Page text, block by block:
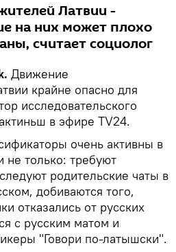
Латвии -
на них может плохо
считает социолог
Движение
крайне опасно для
исследовательского
в эфире TV24.
очень активны в
не только: требуют
родительские чаты в
добиваются того,
отказались от русских
с русским матом и
"Говори по-латышски".